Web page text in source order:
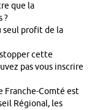
que la
?
seul profit de la
cette
pas vous inscrire
Franche-Comté est
Régional, les